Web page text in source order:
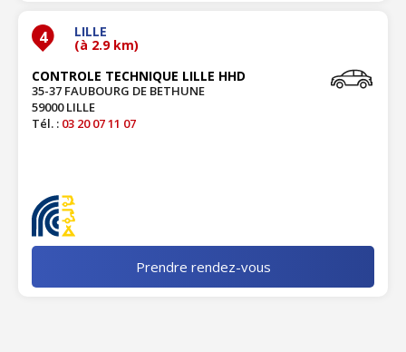
4 LILLE
(à 2.9 km)
CONTROLE TECHNIQUE LILLE HHD
35-37 FAUBOURG DE BETHUNE
59000 LILLE
Tél. : 03 20 07 11 07
Prendre rendez-vous